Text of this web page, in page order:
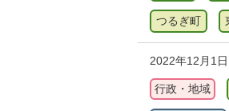
つるぎ町
2022年12月1日
行政・地域